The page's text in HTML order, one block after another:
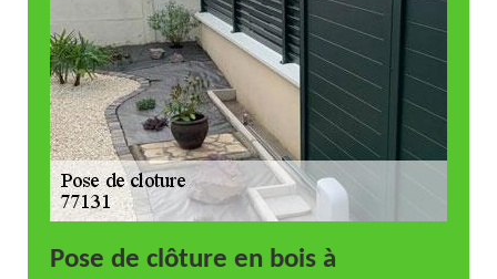
Pose de clôture en bois à